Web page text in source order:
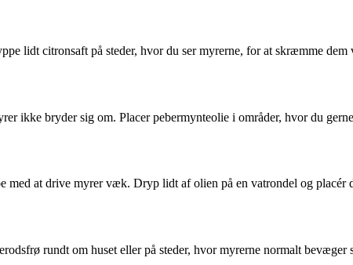
lidt citronsaft på steder, hvor du ser myrerne, for at skræmme dem
ikke bryder sig om. Placer pebermynteolie i områder, hvor du
at drive myrer væk. Dryp lidt af olien på en vatrondel og placér
rundt om huset eller på steder, hvor myrerne normalt bevæger